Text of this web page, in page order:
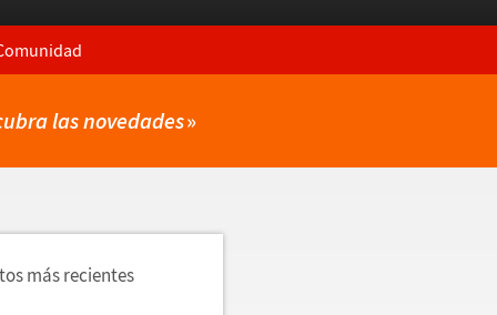
las novedades»
más recientes